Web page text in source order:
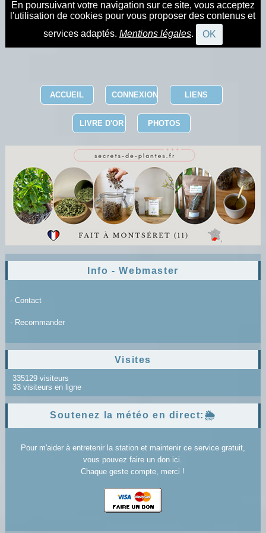
En poursuivant votre navigation sur ce site, vous acceptez
l'utilisation de cookies pour vous proposer des contenus et
services adaptés. Mentions légales. OK
ACCUEIL CONNEXION LIENS
LIVRE D'OR PHOTOS
Info - Webmaster
- Contact
- Recommander
Visites
335129 visiteurs
33 visiteurs en ligne
Soutenez la météo en direct:🌦️
Pour m'aider à entretenir la station et maintenir ce service gratuit,
vous pouvez faire un don ici.
Chaque geste compte, merci !